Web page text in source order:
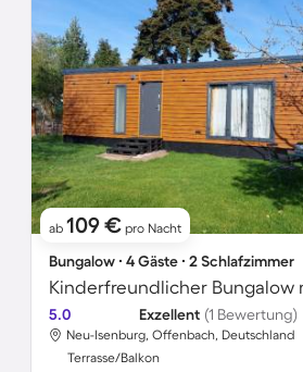
ab 109 € pro Nacht
Bungalow ∙ 4 Gäste ∙ 2 Schlafzimmer
5.0 Exzellent (1 Bewertung)
Neu-Isenburg, Offenbach, Deutschland
Terrasse/Balkon